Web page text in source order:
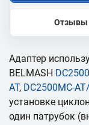
Отзывы
Адаптер
BELMASH DC2500
AT, DC2500MC-
установке
один патрубок